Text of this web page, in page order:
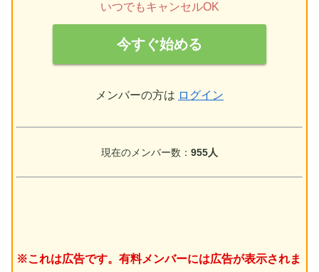
いつでもキャンセルOK
今すぐ始める
メンバーの方は ログイン
現在のメンバー数： 955人
※これは広告です。有料メンバーには広告が表示されま